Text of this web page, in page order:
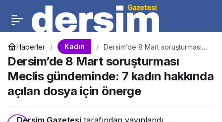
Haberler Kadın
Dersim’de 8 Mart soruşturması
hakkında açılan dosya için
önerge
Dersim’de 8 Mart soruşturması
Meclis gündeminde: 7 kadın hakkında
açılan dosya için önerge
Dersim Gazetesi tarafından yayınlandı